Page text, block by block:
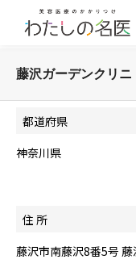
藤沢ガーデンクリニ
都道府県
神奈川県
住 所
藤沢市南藤沢8番5号 藤